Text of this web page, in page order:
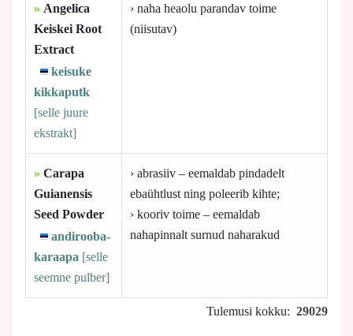
» Angelica
Keiskei Root
Extract
keisuke
kikkaputk
[selle juure
ekstrakt]
› naha heaolu parandav toime
(niisutav)
» Carapa
Guianensis
Seed Powder
andirooba-
karaapa [selle
seemne pulber]
› abrasiiv – eemaldab pindadelt
ebaühtlust ning poleerib kihte;
› kooriv toime – eemaldab
nahapinnalt surnud naharakud
Tulemusi kokku: 29029